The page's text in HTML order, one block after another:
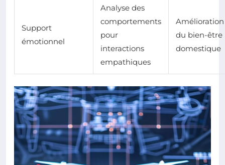
Support
émotionnel
Analyse des
comportements
pour
interactions
empathiques
Amélioration
du bien-être
domestique